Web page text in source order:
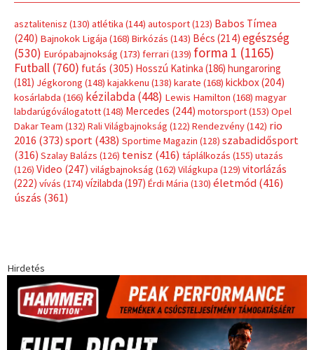
asztalitenisz (130) atlétika (144) autosport(123) Babos Tímea
(240) Bajnokok Ligája (168) Birkózás (143) Bécs (214) egészség
(530) Európabajnokság (173) ferrari (139) forma 1 (1165)
Futball (760) futás (305) Hosszú Katinka (186) hungaroring
(181) Jégkorong (148) kajakkenu (138) karate (168) kickbox(204)
kosárlabda (166) kézilabda(448) Lewis Hamilton (168) magyar
labdarúgóválogatott(148) Mercedes (244) motorsport(153) Opel
Dakar Team (132) Rali Világbajnokság (122) Rendezvény(142) rio
2016 (373) sport(438) Sportime Magazin (128) szabadidősport
(316) Szalay Balázs (126) tenisz (416) táplálkozás (155) utazás
(126) Video (247) világbajnokság (162) Világkupa (129) vitorlázás
(222) vívás (174) vízilabda (197) Érdi Mária (130) életmód(416)
úszás (361)
Hirdetés